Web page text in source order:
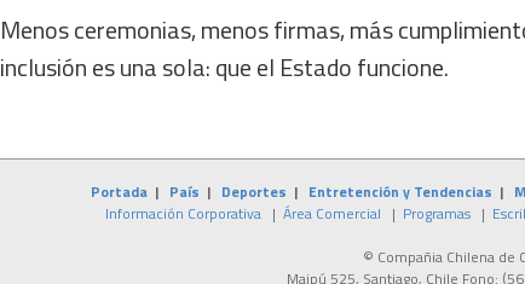
Menos ceremonias, menos firmas, más
inclusión es una sola: que el Estado funcione.
Portada| País | Deportes | Entretención y Tendencias |
Información Corporativa | Área Comercial | Programas |
© Compañia Chilena de
Maipú 525, Santiago, Chile Fono: